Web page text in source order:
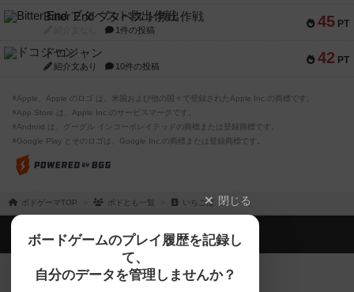
45 PT
Bitter End ブタペスト救出作戦
1件の投稿
42 PT
ドコジャン
紹介文あり 10件の投稿
※Apple、Apple のロゴ は、米国および他の国々で登録されたApple Inc.の商標です。
※App Store は、Apple Inc.のサービスマークです。
※Android は、グーグル インコーポレイテッドの商標または登録商標です。
※Google Play とそのロゴは、Google Inc.の商標または登録商標です。
ボドゲーマTOP ボドとも一覧 いちごば 閉じる
ボードゲームのプレイ履歴を記録し
て、
自分のデータを管理しませんか？
ボドゲーマTOP
ボードゲームを検索する